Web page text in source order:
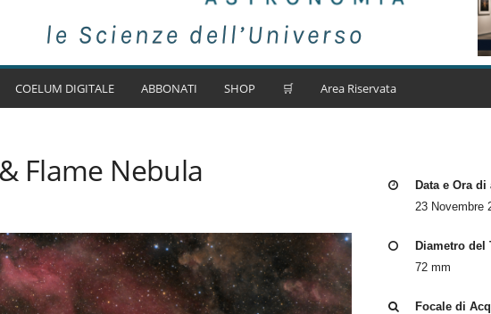
COELUM DIGITALE ABBONATI SHOP 🛒 Area Riservata
Flame Nebula
Data e Ora
23 Novembre
Diametro del
72 mm
Focale di